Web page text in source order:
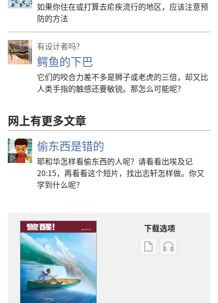
如果你住在或打算去疟疾流行的地区，应该注意预
防的方法
有设计者吗？
鳄鱼的下巴
它们的咬合力差不多是狮子或老虎的三倍，却又比
人类手指的触感还要敏锐。那怎么可能呢？
网上有更多文章
偷东西是错的
耶和华怎样看偷东西的人呢？请看看出埃及记
20:15，再看看这个短片，找出志轩怎样做。你又
学到什么呢？
下载选项
出
音